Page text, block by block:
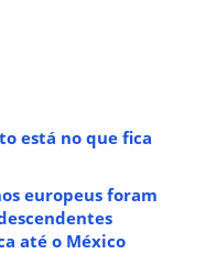
está no que fica
europeus foram
até o México